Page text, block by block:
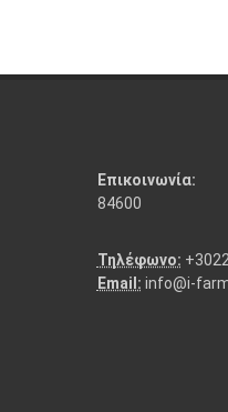
Επικοινωνία:
84600
Τηλέφωνο:
Email: info@i-